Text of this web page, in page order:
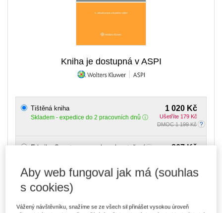
Kniha je dostupná v ASPI
1 020 Kč
Ušetříte 179 Kč
DMOC 1 199 Kč
Tištěná kniha
Skladem - expedice do 2 pracovních dnů
867 Kč
E-kniha Smarteca + soubory ke stažení
Kde najdu soubory e-knih?
1 454 Kč
Balíček - Tištěná kniha + E-kniha
Aby web fungoval jak má (souhlas
s cookies)
Vážený návštěvníku, snažíme se ze všech sil přinášet vysokou úroveň